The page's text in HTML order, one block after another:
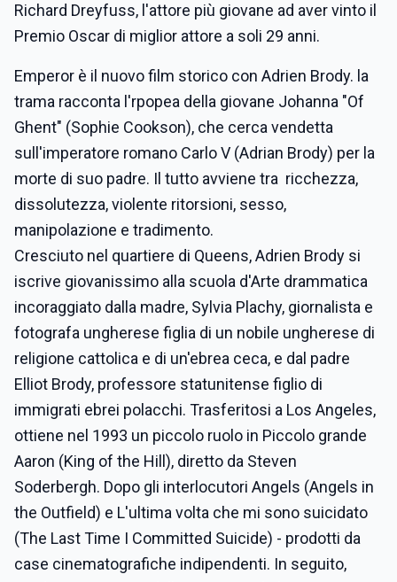
Richard Dreyfuss, l'attore più giovane ad aver vinto il
Premio Oscar di miglior attore a soli 29 anni.
Emperor è il nuovo film storico con Adrien Brody. la
trama racconta l'rpopea della giovane Johanna "Of
Ghent" (Sophie Cookson), che cerca vendetta
sull'imperatore romano Carlo V (Adrian Brody) per la
morte di suo padre. Il tutto avviene tra ricchezza,
dissolutezza, violente ritorsioni, sesso,
manipolazione e tradimento.
Cresciuto nel quartiere di Queens, Adrien Brody si
iscrive giovanissimo alla scuola d'Arte drammatica
incoraggiato dalla madre, Sylvia Plachy, giornalista e
fotografa ungherese figlia di un nobile ungherese di
religione cattolica e di un'ebrea ceca, e dal padre
Elliot Brody, professore statunitense figlio di
immigrati ebrei polacchi. Trasferitosi a Los Angeles,
ottiene nel 1993 un piccolo ruolo in Piccolo grande
Aaron (King of the Hill), diretto da Steven
Soderbergh. Dopo gli interlocutori Angels (Angels in
the Outfield) e L'ultima volta che mi sono suicidato
(The Last Time I Committed Suicide) - prodotti da
case cinematografiche indipendenti. In seguito,